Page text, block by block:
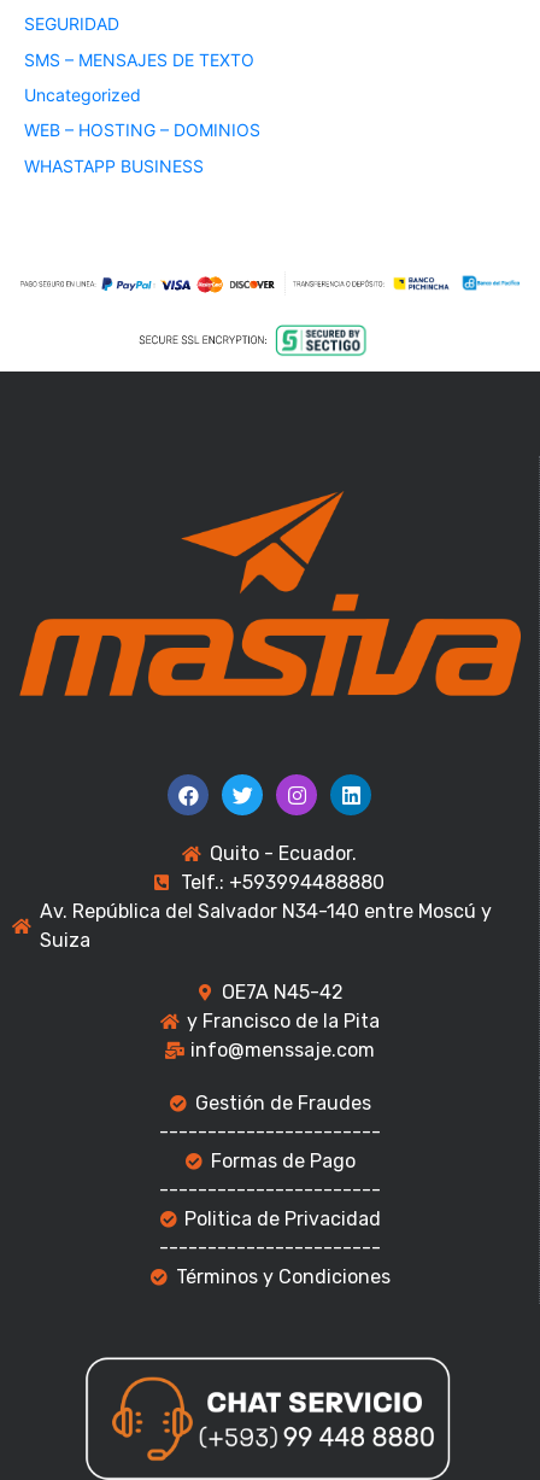
SEGURIDAD
SMS – MENSAJES DE TEXTO
Uncategorized
WEB – HOSTING – DOMINIOS
WHASTAPP BUSINESS
Quito - Ecuador.
Telf.: +593994488880
Av. República del Salvador N34-140 entre Moscú y
Suiza
OE7A N45-42
y Francisco de la Pita
info@menssaje.com
Gestión de Fraudes
-----------------------
Formas de Pago
-----------------------
Politica de Privacidad
-----------------------
Términos y Condiciones